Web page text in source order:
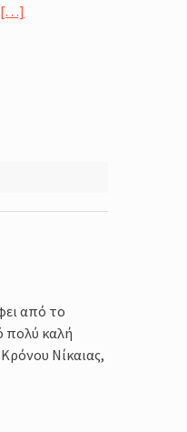
[…]
από το
πολύ καλή
Νίκαιας,